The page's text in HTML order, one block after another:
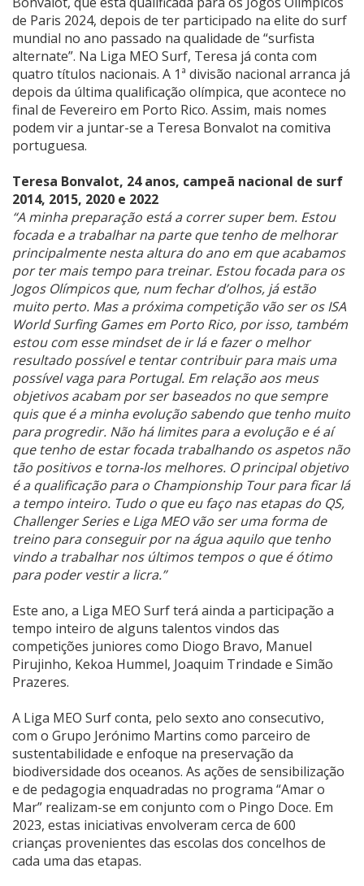
de Paris 2024, depois de ter participado na elite do surf
mundial no ano passado na qualidade de “surfista
alternate”. Na Liga MEO Surf, Teresa já conta com
quatro títulos nacionais. A 1ª divisão nacional arranca já
depois da última qualificação olímpica, que acontece no
final de Fevereiro em Porto Rico. Assim, mais nomes
podem vir a juntar-se a Teresa Bonvalot na comitiva
portuguesa.
Teresa Bonvalot, 24 anos, campeã nacional de surf
2014, 2015, 2020 e 2022
“A minha preparação está a correr super bem. Estou
focada e a trabalhar na parte que tenho de melhorar
principalmente nesta altura do ano em que acabamos
por ter mais tempo para treinar. Estou focada para os
Jogos Olímpicos que, num fechar d’olhos, já estão
muito perto. Mas a próxima competição vão ser os ISA
World Surfing Games em Porto Rico, por isso, também
estou com esse mindset de ir lá e fazer o melhor
resultado possível e tentar contribuir para mais uma
possível vaga para Portugal. Em relação aos meus
objetivos acabam por ser baseados no que sempre
quis que é a minha evolução sabendo que tenho muito
para progredir. Não há limites para a evolução e é aí
que tenho de estar focada trabalhando os aspetos não
tão positivos e torna-los melhores. O principal objetivo
é a qualificação para o Championship Tour para ficar lá
a tempo inteiro. Tudo o que eu faço nas etapas do QS,
Challenger Series e Liga MEO vão ser uma forma de
treino para conseguir por na água aquilo que tenho
vindo a trabalhar nos últimos tempos o que é ótimo
para poder vestir a licra.”
Este ano, a Liga MEO Surf terá ainda a participação a
tempo inteiro de alguns talentos vindos das
competições juniores como Diogo Bravo, Manuel
Pirujinho, Kekoa Hummel, Joaquim Trindade e Simão
Prazeres.
A Liga MEO Surf conta, pelo sexto ano consecutivo,
com o Grupo Jerónimo Martins como parceiro de
sustentabilidade e enfoque na preservação da
biodiversidade dos oceanos. As ações de sensibilização
e de pedagogia enquadradas no programa “Amar o
Mar” realizam-se em conjunto com o Pingo Doce. Em
2023, estas iniciativas envolveram cerca de 600
crianças provenientes das escolas dos concelhos de
cada uma das etapas.